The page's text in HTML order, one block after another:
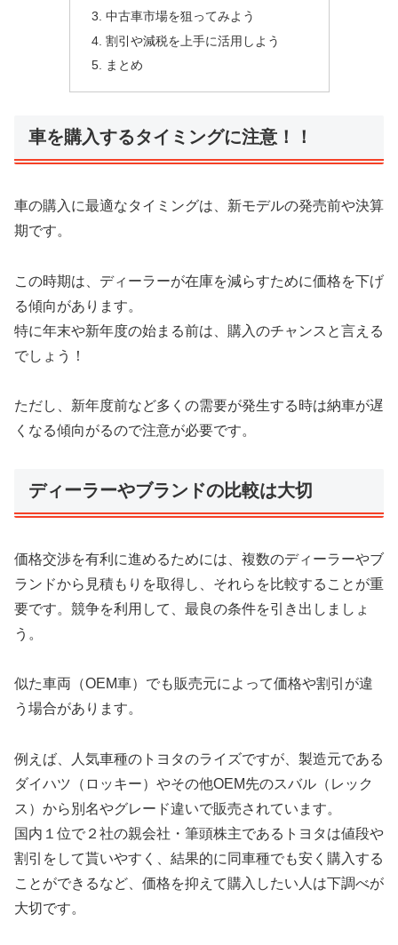
中古車市場を狙ってみよう
割引や減税を上手に活用しよう
まとめ
車を購入するタイミングに注意！！
車の購入に最適なタイミングは、新モデルの発売前や決算
期です。
この時期は、ディーラーが在庫を減らすために価格を下げ
る傾向があります。
特に年末や新年度の始まる前は、購入のチャンスと言える
でしょう！
ただし、新年度前など多くの需要が発生する時は納車が遅
くなる傾向がるので注意が必要です。
ディーラーやブランドの比較は大切
価格交渉を有利に進めるためには、複数のディーラーやブ
ランドから見積もりを取得し、それらを比較することが重
要です。競争を利用して、最良の条件を引き出しましょ
う。
似た車両（OEM車）でも販売元によって価格や割引が違
う場合があります。
例えば、人気車種のトヨタのライズですが、製造元である
ダイハツ（ロッキー）やその他OEM先のスバル（レック
ス）から別名やグレード違いで販売されています。
国内１位で２社の親会社・筆頭株主であるトヨタは値段や
割引をして貰いやすく、結果的に同車種でも安く購入する
ことができるなど、価格を抑えて購入したい人は下調べが
大切です。